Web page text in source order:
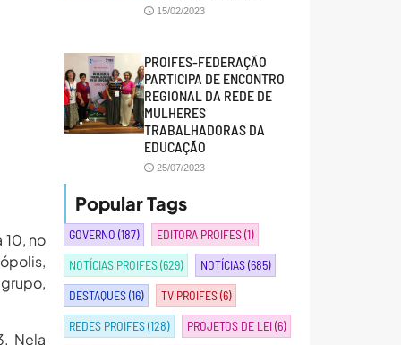
10, no
Nela
15/02/2023
PROIFES-FEDERAÇÃO
PARTICIPA DE ENCONTRO
REGIONAL DA REDE DE
MULHERES
TRABALHADORAS DA
EDUCAÇÃO
25/07/2023
Popular Tags
GOVERNO (187) EDITORA PROIFES(1)
NOTÍCIAS PROIFES(629) NOTÍCIAS(685)
DESTAQUES(16) TV PROIFES(6)
REDES PROIFES(128) PROJETOS DE LEI(6)